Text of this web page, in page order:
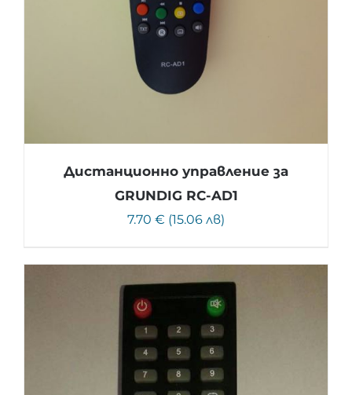
Дистанционно управление за
GRUNDIG RC-AD1
7.70 € (15.06 лв)